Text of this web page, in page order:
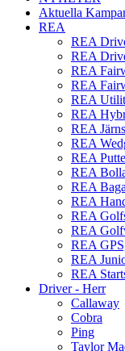
Aktuella
REA
REA
REA
REA
REA
REA
REA
REA
REA
REA
REA
REA
REA
REA
REA
REA
REA
REA
Driver - Herr
Callaway
Cobra
Ping
Taylor